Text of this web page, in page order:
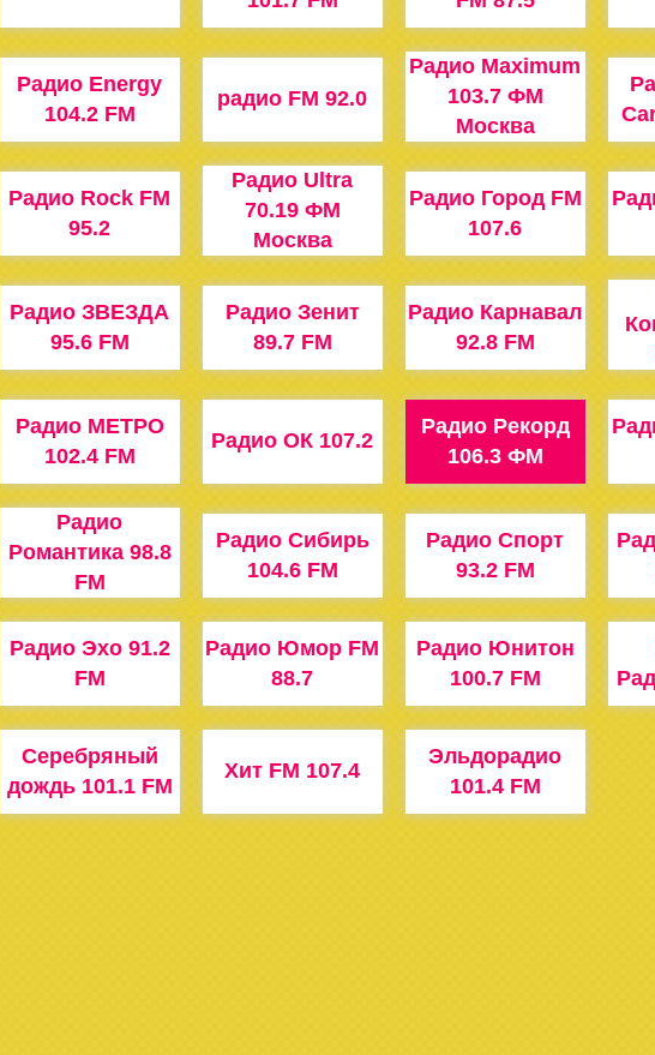
Радио Energy
104.2 FM
радио FM 92.0
Радио Maximum
103.7 ФМ
Москва
Радио Rock FM
95.2
Радио Ultra
70.19 ФМ
Москва
Радио Город FM
107.6
Радио ЗВЕЗДА
95.6 FM
Радио Зенит
89.7 FM
Радио Карнавал
92.8 FM
Радио МЕТРО
102.4 FM
Радио ОК 107.2
Радио Рекорд
106.3 ФМ
Радио
Романтика 98.8
FM
Радио Сибирь
104.6 FM
Радио Спорт
93.2 FM
Радио Эхо 91.2
FM
Радио Юмор FM
88.7
Радио Юнитон
100.7 FM
Серебряный
дождь 101.1 FM
Хит FM 107.4
Эльдорадио
101.4 FM